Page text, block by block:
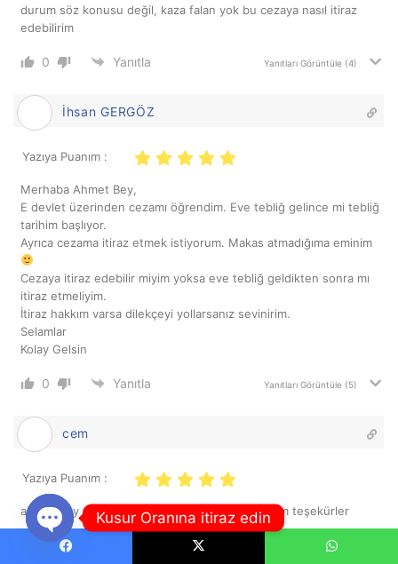
durum söz konusu değil, kaza falan yok bu cezaya nasıl itiraz
edebilirim
0 Yanıtla Yanıtları Görüntüle (4)
İhsan GERGÖZ
Yazıya Puanım :
Merhaba Ahmet Bey,
E devlet üzerinden cezamı öğrendim. Eve tebliğ gelince mi tebliğ
tarihim başlıyor.
Ayrıca cezama itiraz etmek istiyorum. Makas atmadığıma eminim
Cezaya itiraz edebilir miyim yoksa eve tebliğ geldikten sonra mı
itiraz etmeliyim.
İtiraz hakkım varsa dilekçeyi yollarsanız sevinirim.
Selamlar
Kolay Gelsin
0 Yanıtla Yanıtları Görüntüle (5)
cem
Yazıya Puanım :
ahmet bey merhaba 46-2g dilekçesi alabilirmiyim teşekürler
0 Yanıtları Görüntüle
Kusur Oranına itiraz edin
Open